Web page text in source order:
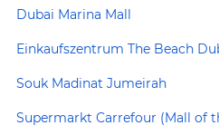
Dubai Marina Mall
Einkaufszentrum The Beach
Souk Madinat Jumeirah